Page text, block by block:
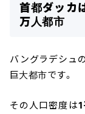
首都ダッカ
万人都市
バングラデシュ
巨大都市です。
その人口密度は